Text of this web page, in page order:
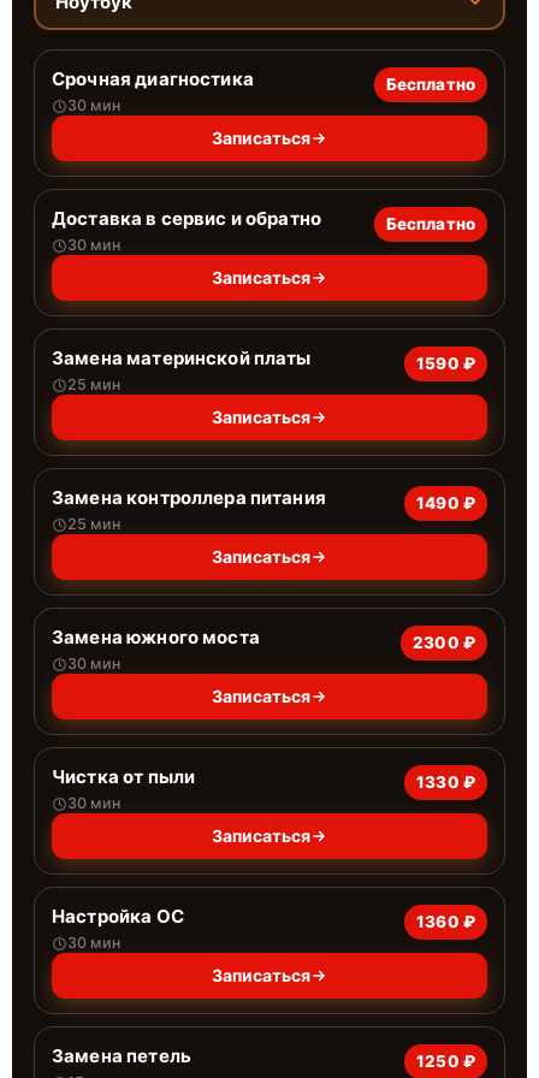
Срочная диагностика
30 мин
Бесплатно
Записаться
Доставка в сервис и обратно
30 мин
Бесплатно
Записаться
Замена материнской платы
25 мин
1590 ₽
Записаться
Замена контроллера питания
25 мин
1490 ₽
Записаться
Замена южного моста
30 мин
2300 ₽
Записаться
Чистка от пыли
30 мин
1330 ₽
Записаться
Настройка ОС
30 мин
1360 ₽
Записаться
Замена петель 1250 ₽